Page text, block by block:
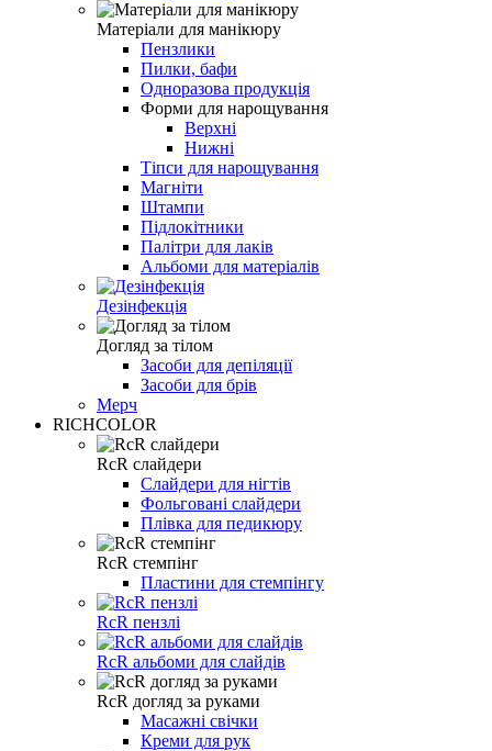
Матеріали для манікюру
Пензлики
Пилки, бафи
Одноразова продукція
Форми для нарощування
Верхні
Нижні
Тіпси для нарощування
Магніти
Штампи
Підлокітники
Палітри для лаків
Альбоми для матеріалів
Дезінфекція
Догляд за тілом
Засоби для депіляції
Засоби для брів
Мерч
RICHCOLOR
RcR слайдери
Слайдери для нігтів
Фольговані слайдери
Плівка для педикюру
RcR стемпінг
Пластини для стемпінгу
RcR пензлі
RcR альбоми для слайдів
RcR догляд за руками
Масажні свічки
Креми для рук